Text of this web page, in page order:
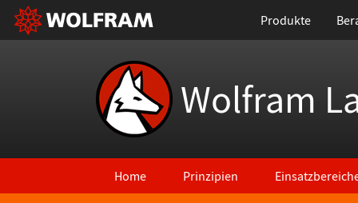
Produkte
Wolfram
Home Prinzipien